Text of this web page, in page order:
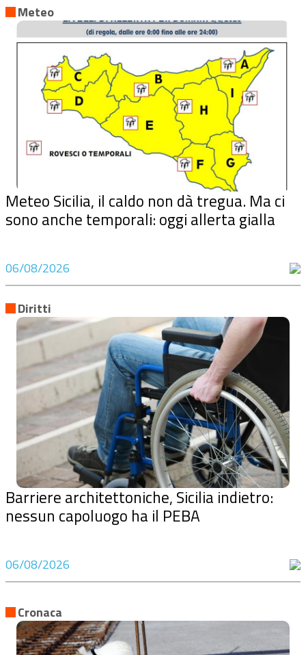
Meteo
Meteo Sicilia, il caldo non dà tregua. Ma ci
sono anche temporali: oggi allerta gialla
06/08/2026
Diritti
Barriere architettoniche, Sicilia indietro:
nessun capoluogo ha il PEBA
06/08/2026
Cronaca